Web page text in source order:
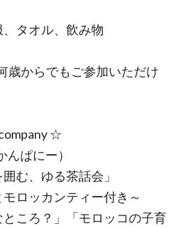
タオル、飲み物
歳からでもご参加いただけ
☆
んぱにー）
む、ゆる茶話会」
ロッカンティー付き～
ところ？」「モロッコの⼦育